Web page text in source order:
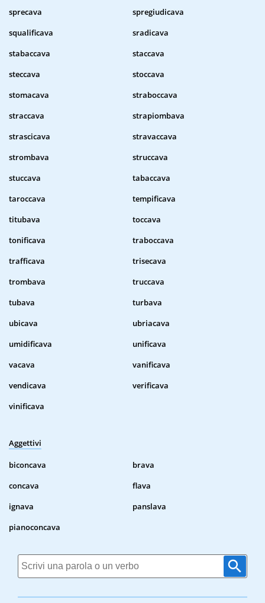
sprecava
spregiudicava
squalificava
sradicava
stabaccava
staccava
steccava
stoccava
stomacava
straboccava
straccava
strapiombava
strascicava
stravaccava
strombava
struccava
stuccava
tabaccava
taroccava
tempificava
titubava
toccava
tonificava
traboccava
trafficava
trisecava
trombava
truccava
tubava
turbava
ubicava
ubriacava
umidificava
unificava
vacava
vanificava
vendicava
verificava
vinificava
Aggettivi
biconcava
brava
concava
flava
ignava
panslava
pianoconcava